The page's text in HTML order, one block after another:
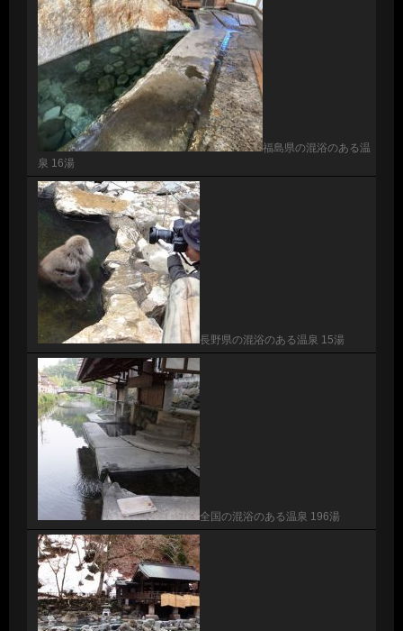
福島県の混浴のある温
泉 16湯
長野県の混浴のある温泉 15湯
全国の混浴のある温泉 196湯